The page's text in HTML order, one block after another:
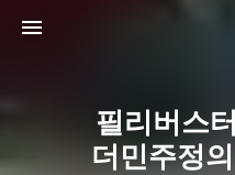
필리버스
더민주정